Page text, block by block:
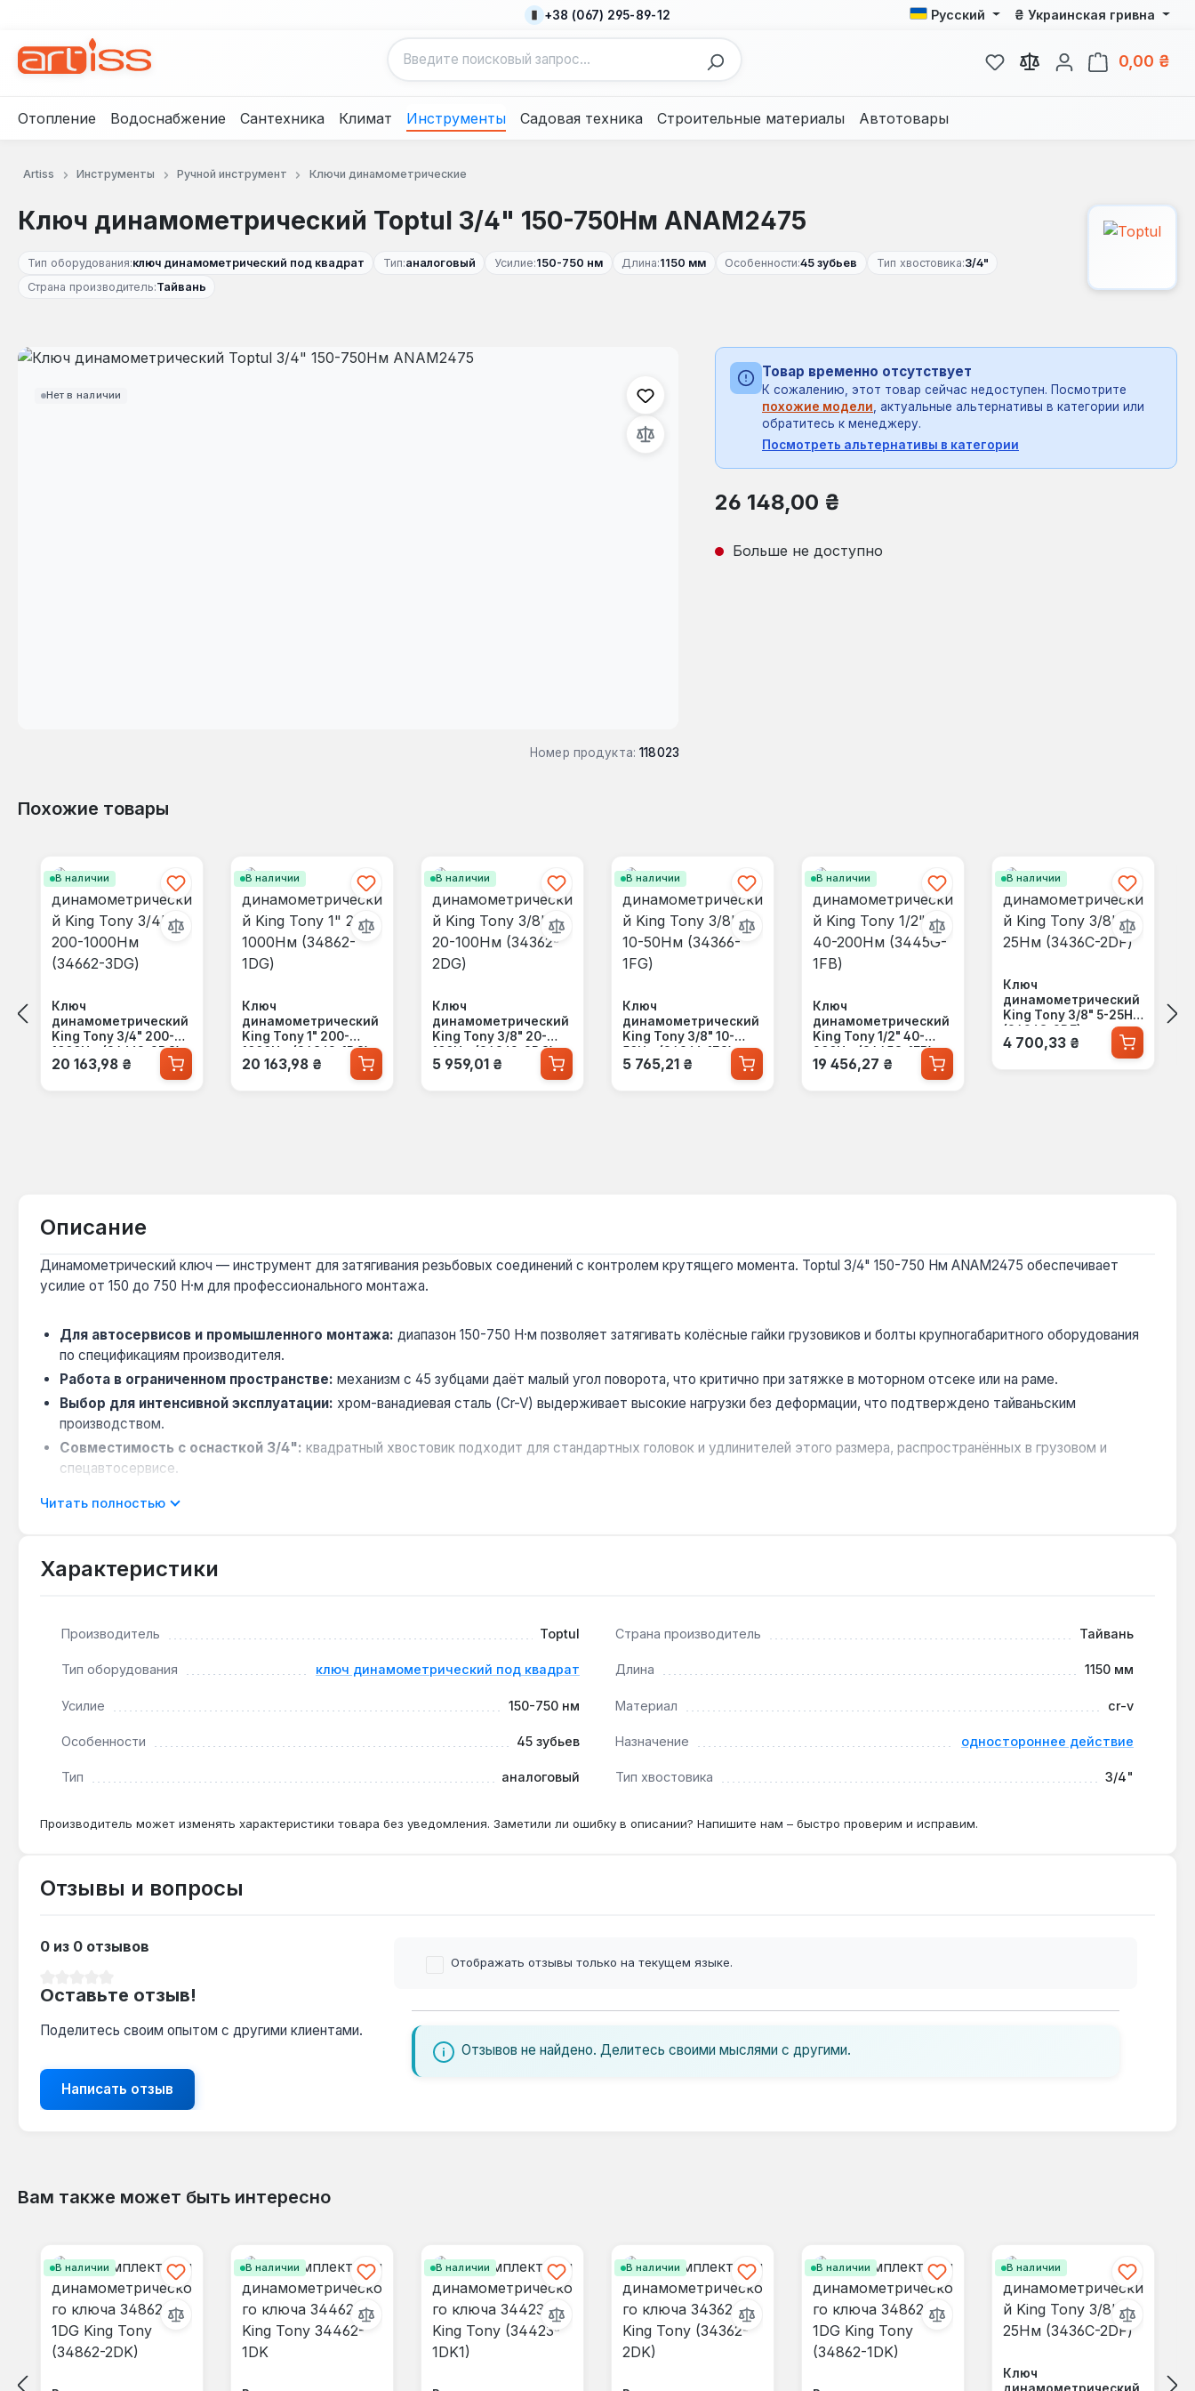
+38 (067) 295-89-12 Русский ₴ Украинская гривна
У вас есть товары из
0,00 ₴
Отопление Водоснабжение Сантехника Климат Инструменты Садовая техника Строительные материалы Автотовары
Artiss Инструменты Ручной инструмент Ключи динамометрические
Ключ динамометрический Toptul 3/4" 150-750Нм ANAM2475
Тип оборудования:ключ динамометрический под квадрат Тип:аналоговый Усилие:150-750 нм Длина:1150 мм Особенности:45 зубьев Тип хвостовика:3/4"
Страна производитель:Тайвань
Нет в наличии
Пропустить галерею изображений
Номер продукта: 118023
Товар временно отсутствует
К сожалению, этот товар сейчас недоступен. Посмотрите
похожие модели , актуальные альтернативы в категории или
обратитесь к менеджеру.
Посмотреть альтернативы в категории
Обычная цена:
26 148,00 ₴
Больше не доступно
Похожие товары
В наличии
Ключ
динамометрический
King Tony 3/4" 200-
1000Нм (34662-3DG)
Обычная цена:
20 163,98 ₴
В наличии
Ключ
динамометрический
King Tony 1" 200-
1000Нм (34862-1DG)
Обычная цена:
20 163,98 ₴
В наличии
Ключ
динамометрический
King Tony 3/8" 20-
100Нм (34362-2DG)
Обычная цена:
5 959,01 ₴
В наличии
Ключ
динамометрический
King Tony 3/8" 10-
50Нм (34366-1FG)
Обычная цена:
5 765,21 ₴
В наличии
Ключ
динамометрический
King Tony 1/2" 40-
200Нм (3445G-1FB)
Обычная цена:
19 456,27 ₴
В наличии
Ключ
динамометрический
King Tony 3/8" 5-25Нм
(3436C-2DF)
Обычная цена:
4 700,33 ₴
Описание
Динамометрический ключ — инструмент для затягивания резьбовых соединений с контролем крутящего момента. Toptul 3/4" 150-750 Нм ANAM2475 обеспечивает
усилие от 150 до 750 Н·м для профессионального монтажа.
Для автосервисов и промышленного монтажа: диапазон 150-750 Н·м позволяет затягивать колёсные гайки грузовиков и болты крупногабаритного оборудования
по спецификациям производителя.
Работа в ограниченном пространстве: механизм с 45 зубцами даёт малый угол поворота, что критично при затяжке в моторном отсеке или на раме.
Выбор для интенсивной эксплуатации: хром-ванадиевая сталь (Cr-V) выдерживает высокие нагрузки без деформации, что подтверждено тайваньским
производством.
Совместимость с оснасткой 3/4": квадратный хвостовик подходит для стандартных головок и удлинителей этого размера, распространённых в грузовом и
спецавтосервисе.
ведёт к разрушению деталей. Гарантия 1 год, доставка по Украине.
Да — диапазон 150-750 Н·м и квадрат 3/4" покрывают моменты затяжки колёсных гаек большинства грузовых автомобилей (обычно 400-600 Н·м).
Чем отличается от ключа с трещоткой 1/2"?
Читать полностью
Характеристики
Производитель Toptul Страна производитель Тайвань
Тип оборудования ключ динамометрический под квадрат Длина 1150 мм
Усилие 150-750 нм Материал cr-v
Особенности 45 зубьев Назначение одностороннее действие
Тип аналоговый Тип хвостовика 3/4"
Производитель может изменять характеристики товара без уведомления. Заметили ли ошибку в описании? Напишите нам – быстро проверим и исправим.
Отзывы и вопросы
0 из 0 отзывов
Оставьте отзыв!
Поделитесь своим опытом с другими клиентами.
Написать отзыв
Отображать отзывы только на текущем языке.
Отзывов не найдено. Делитесь своими мыслями с другими.
Вам также может быть интересно
В наличии В наличии В наличии В наличии В наличии В наличии
Ключ